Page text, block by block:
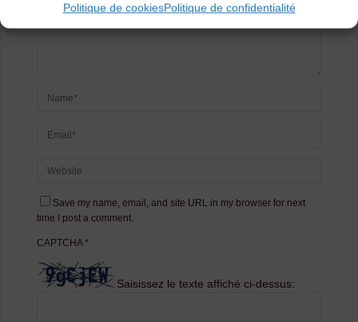
Politique de cookiesPolitique de confidentialité
Save my name, email, and site URL in my browser for next
time I post a comment.
CAPTCHA*
Saisissez le texte affiché ci-dessus: